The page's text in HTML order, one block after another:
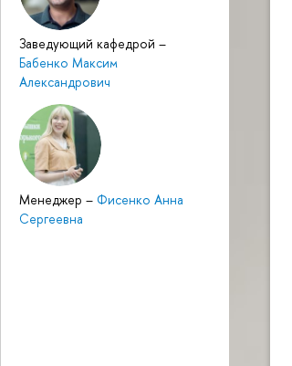
Заведующий кафедрой –
Бабенко Максим
Александрович
Менеджер – Фисенко Анна
Сергеевна